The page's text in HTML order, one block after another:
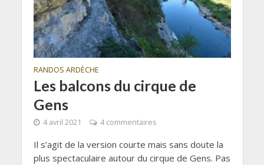
RANDOS ARDÈCHE
Les balcons du cirque de
Gens
4 avril 2021 4 commentaires
Il s’agit de la version courte mais sans doute la
plus spectaculaire autour du cirque de Gens. Pas